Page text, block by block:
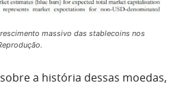
massivo das stablecoins nos
a história dessas moedas,